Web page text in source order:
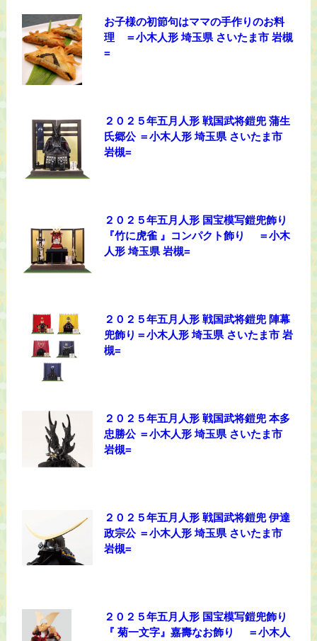
お子様の初節句はママの手作りのお料
理 ＝小木人形 埼玉県 さいたま市 岩槻
=
２０２５年五月人形 戦国武将鎧兜 蒲生
氏郷公 ＝小木人形 埼玉県 さいたま市
岩槻=
２０２５年五月人形 国宝模写鎧兜飾り
『竹に虎雀 』コンパクト飾り ＝小木
人形 埼玉県 岩槻=
２０２５年五月人形 戦国武将鎧兜 陣幕
兜飾り＝小木人形 埼玉県 さいたま市 岩
槻=
２０２５年五月人形 戦国武将鎧兜 本多
忠勝公 ＝小木人形 埼玉県 さいたま市
岩槻=
２０２５年五月人形 戦国武将鎧兜 伊達
政宗公 ＝小木人形 埼玉県 さいたま市
岩槻=
２０２５年五月人形 国宝模写鎧兜飾り
『 菊一文字』嘉壽なお飾り ＝小木人